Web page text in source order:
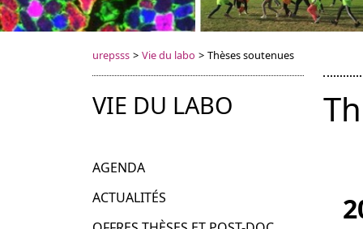
urepsss > Vie du labo > Thèses soutenues
VIE DU LABO
AGENDA
ACTUALITÉS